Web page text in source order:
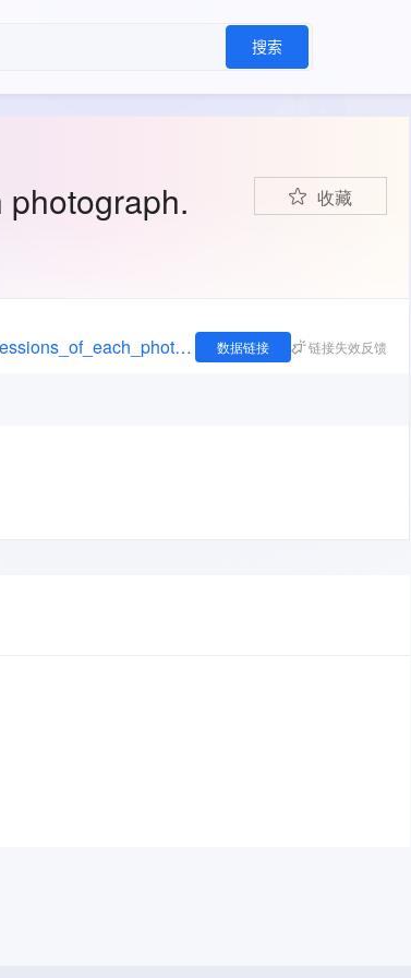
搜索
收藏
https://figshare.com/articles/dataset/Average_values_of_impressions_of_each_photograph_/6103001 数据链接 链接失效反馈